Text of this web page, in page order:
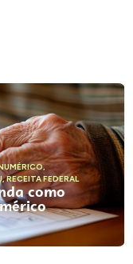
,
,RECEITA FEDERAL
como